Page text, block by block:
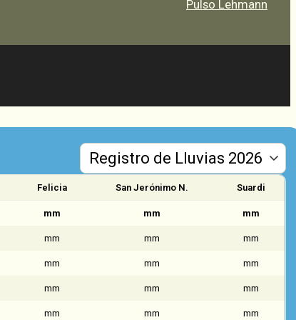
Pulso Lehmann
Felicia San Jerónimo N. Suardi
mm mm mm
mm mm mm
mm mm mm
mm mm mm
mm mm mm